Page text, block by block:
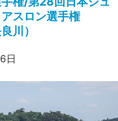
スロン選手権
川）
日